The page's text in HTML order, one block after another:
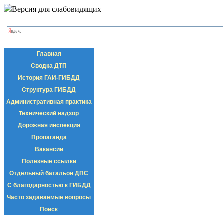
Версия для слабовидящих
Главная
Сводка ДТП
История ГАИ-ГИБДД
Структура ГИБДД
Административная практика
Технический надзор
Дорожная инспекция
Пропаганда
Вакансии
Полезные ссылки
Отдельный батальон ДПС
С благодарностью к ГИБДД
Часто задаваемые вопросы
Поиск